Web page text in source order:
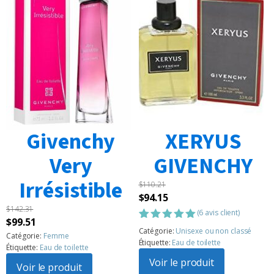
Givenchy
Very
Irrésistible
$142.31
Le
prix
initial
était :
$99.51
prix
actuel
est :
Catégorie: Femme
Étiquette: Eau de toilette
Voir le produit
XERYUS
GIVENCHY
$110.21
Le
prix
initial
était :
$110.21.
$94.15Le
prix
actuel
est :
$94.15.
Noté5.00
sur 5
basé sur
6
notations
client
(6 avis client)
Catégorie: Unisexe ou non classé
Étiquette: Eau de toilette
Voir le produit